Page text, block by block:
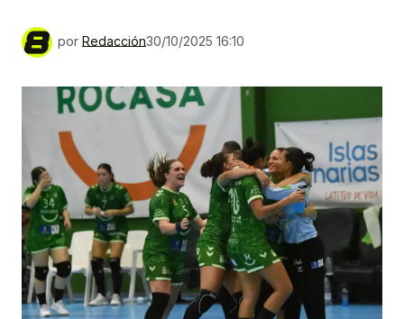
por Redacción30/10/2025 16:10